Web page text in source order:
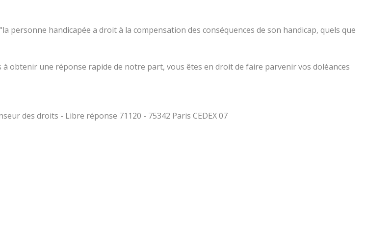
personne handicapée a droit à la compensation des conséquences de son handicap, quels que
obtenir une réponse rapide de notre part, vous êtes en droit de faire parvenir vos doléances
des droits - Libre réponse 71120 - 75342 Paris CEDEX 07